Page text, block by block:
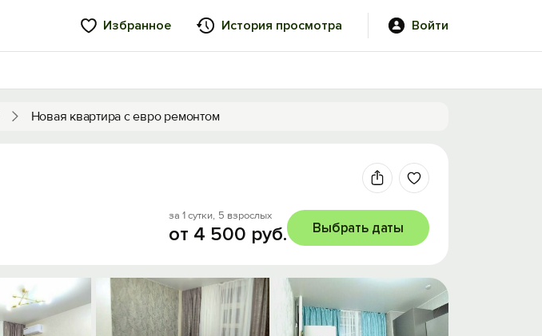
Избранное История просмотра Войти
Новая квартира с евро ремонтом
за 1 сутки, 5 взрослых
от 4 500 руб. Выбрать даты